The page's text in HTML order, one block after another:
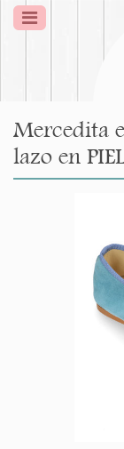
Mercedita
lazo en